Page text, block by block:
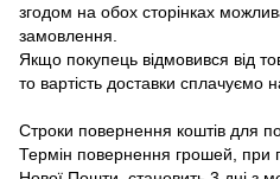
згодом на обох сторінках
замовлення.
Якщо покупець відмовився від
то вартість доставки сплачуємо
Строки повернення коштів для
Термін повернення грошей, при